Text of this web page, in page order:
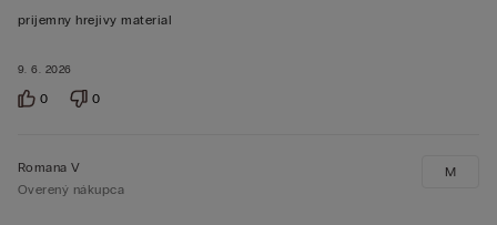
z 5
9. 6. 2026
prijemny hrejivy material
0 0
Romana V
Overený nákupca
M